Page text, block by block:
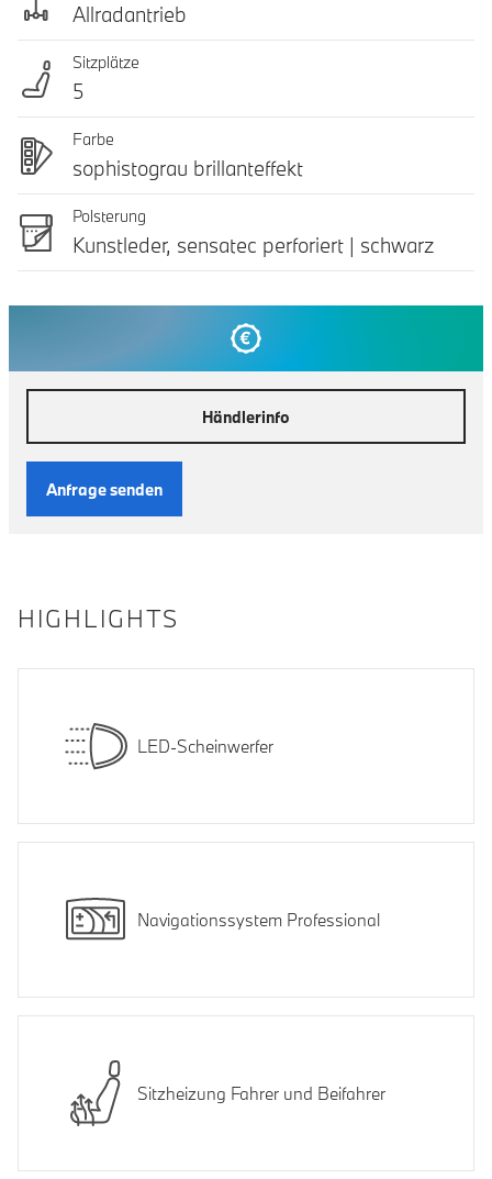
Allradantrieb
Sitzplätze
5
Farbe
sophistograu brillanteffekt
Polsterung
Kunstleder, sensatec perforiert | schwarz
Händlerinfo
Anfrage senden
HIGHLIGHTS
LED-Scheinwerfer
Navigationssystem Professional
Sitzheizung Fahrer und Beifahrer